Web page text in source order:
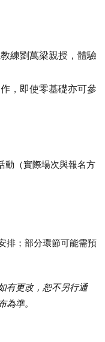
練劉萬梁親授，體驗
，即使零基礎亦可參
（實際場次與報名方
排；部分環節可能需預
有更改，恕不另行通
準。